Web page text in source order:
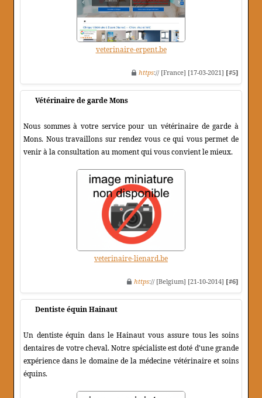
veterinaire-erpent.be
https:// [France] [17-03-2021] [#5]
Vétérinaire de garde Mons
Nous sommes à votre service pour un vétérinaire de garde à
Mons. Nous travaillons sur rendez vous ce qui vous permet de
venir à la consultation au moment qui vous convient le mieux.
veterinaire-lienard.be
https:// [Belgium] [21-10-2014] [#6]
Dentiste équin Hainaut
Un dentiste équin dans le Hainaut vous assure tous les soins
dentaires de votre cheval. Notre spécialiste est doté d'une grande
expérience dans le domaine de la médecine vétérinaire et soins
équins.